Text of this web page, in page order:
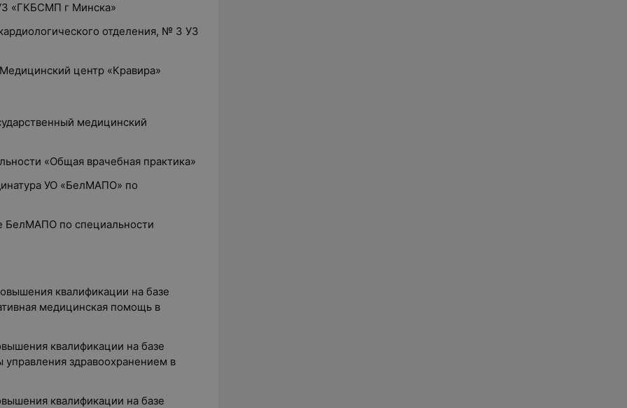
«ГКБСМП г Минска»
отделения, № 3 УЗ
центр «Кравира»
медицинский
«Общая врачебная практика»
УО «БелМАПО» по
БелМАПО по специальности
квалификации на базе
медицинская помощь в
квалификации на базе
здравоохранением в
квалификации на базе